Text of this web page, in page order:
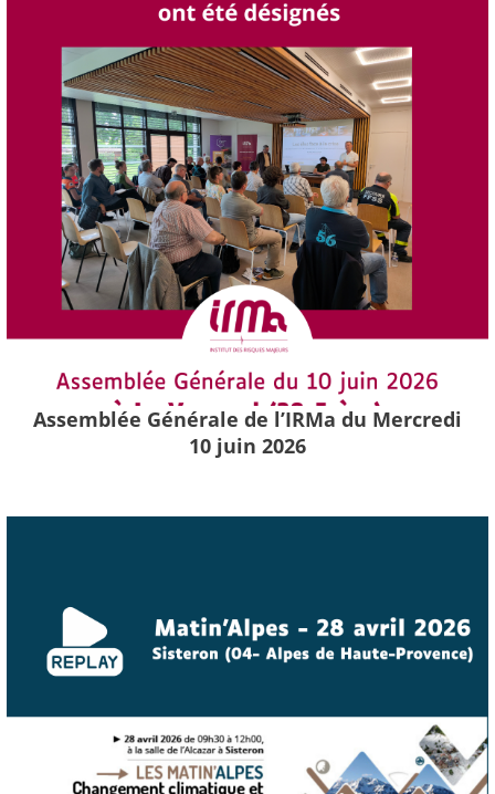
Assemblée Générale de l’IRMa du Mercredi
10 juin 2026